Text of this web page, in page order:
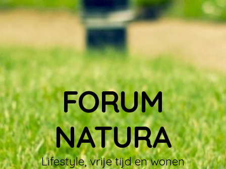
FORUM
NATURA
Lifestyle, vrije tijd en wonen